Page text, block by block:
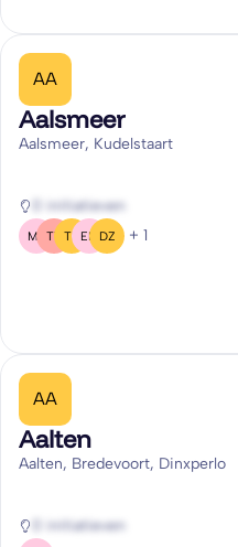
AA
Aalsmeer
Aalsmeer, Kudelstaart
0 initiatieven
MS TT TB EM DZ + 1
AA
Aalten
Aalten, Bredevoort, Dinxperlo
0 initiatieven